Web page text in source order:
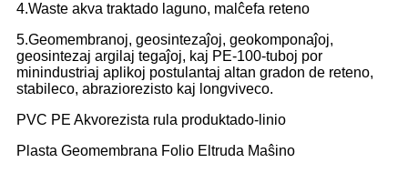
4.Waste akva traktado laguno, malĉefa reteno
5.Geomembranoj, geosintezaĵoj, geokomponaĵoj,
geosintezaj argilaj tegaĵoj, kaj PE-100-tuboj por
minindustriaj aplikoj postulantaj altan gradon de reteno,
stabileco, abraziorezisto kaj longviveco.
PVC PE Akvorezista rula produktado-linio
Plasta Geomembrana Folio Eltruda Maŝino